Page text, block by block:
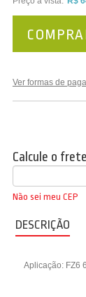
Ver formas de
Calcule o frete
Não sei meu CEP
DESCRIÇÃO
Aplicação: FZ6